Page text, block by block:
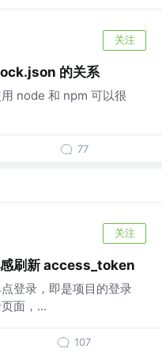
关注
的关系
node 和 npm 可以很
77
关注
刷新 access_token
登录，即是项目的登录
面，...
107